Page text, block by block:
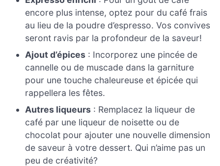
encore plus intense, optez pour du café frais
au lieu de la poudre d’espresso. Vos convives
seront ravis par la profondeur de la saveur!
Ajout d’épices : Incorporez une pincée de
cannelle ou de muscade dans la garniture
pour une touche chaleureuse et épicée qui
rappellera les fêtes.
Autres liqueurs : Remplacez la liqueur de
café par une liqueur de noisette ou de
chocolat pour ajouter une nouvelle dimension
de saveur à votre dessert. Qui n’aime pas un
peu de créativité?